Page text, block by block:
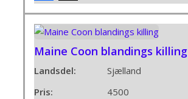
Maine Coon blandings killing
Landsdel:
Sjælland
Pris:
4500